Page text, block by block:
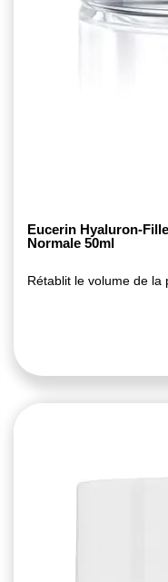
Eucerin Hyaluron-
Normale 50ml
Rétablit le volume de la